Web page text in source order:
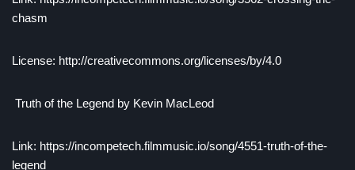
chasm
License: http://creativecommons.org/licenses/by/4.0
Truth of the Legend by Kevin MacLeod
Link: https://incompetech.filmmusic.io/song/4551-truth-of-the-
legend